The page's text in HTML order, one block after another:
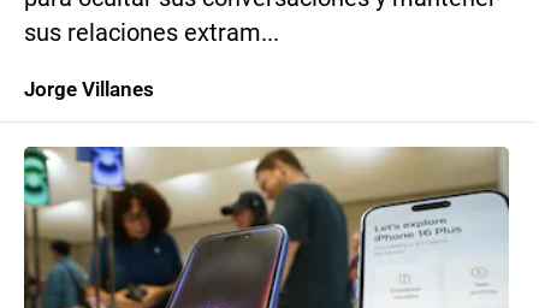
sus relaciones extram...
Jorge Villanes